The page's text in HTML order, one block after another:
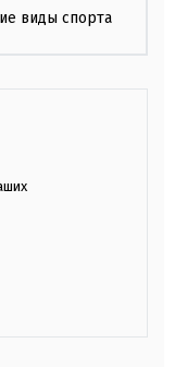
виды спорта